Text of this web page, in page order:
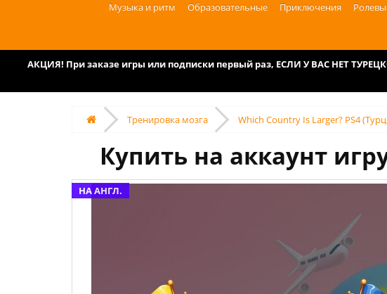
Музыка и ритм Образовательные Приключения
АКЦИЯ! При заказе игры или подписки первый раз, ЕСЛИ У ВАС НЕТ
Тренировка мозга Which Country Is Larger? PS4
Купить на аккаунт
НА АНГЛ.